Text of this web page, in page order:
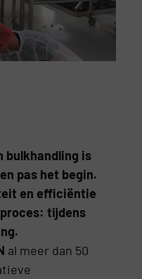
bulkhandling is
pas het begin.
en efficiëntie
tijdens
al meer dan 50